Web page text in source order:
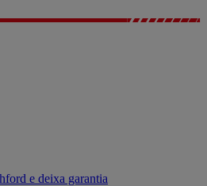
e deixa garantia